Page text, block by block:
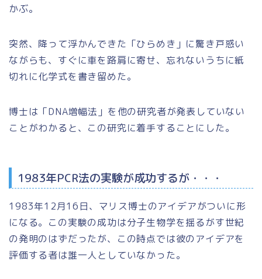
かぶ。
突然、降って浮かんできた 「ひらめき」 に驚き戸惑い
ながらも、すぐに車を路肩に寄せ、忘れないうちに紙
切れに化学式を書き留めた。
博士は 「DNA増幅法」 を他の研究者が発表していない
ことがわかると、この研究に着手することにした。
1983年PCR法の実験が成功するが・・・
1983年12月16日、マリス博士のアイデアがついに形
になる。この実験の成功は分子生物学を揺るがす世紀
の発明のはずだったが、この時点では彼のアイデアを
評価する者は誰一人としていなかった。